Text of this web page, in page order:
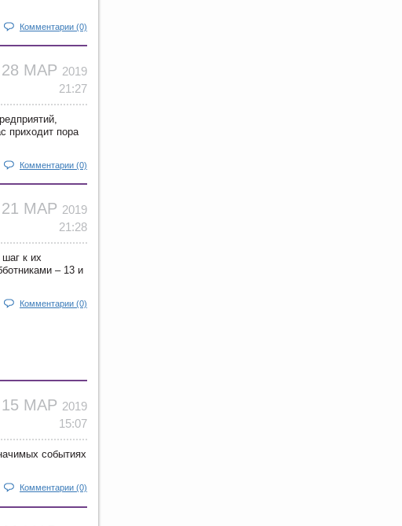
Комментарии (0)
28 МАР 2019
21:27
приходит пора
Комментарии (0)
21 МАР 2019
21:28
к их
– 13 и
Комментарии (0)
15 МАР 2019
15:07
событиях
Комментарии (0)